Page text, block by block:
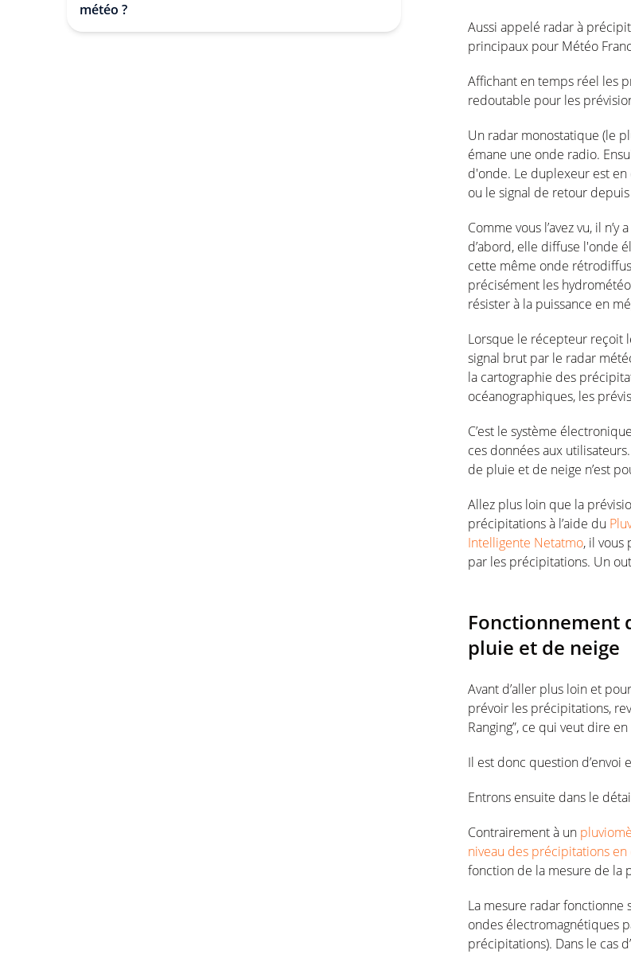
météo ?
Aussi appelé radar à
principaux pour Météo
Affichant en temps réel les
redoutable pour les
Un radar monostatique (le
émane une onde radio.
d'onde. Le duplexeur est
ou le signal de retour
Comme vous l’avez vu, il
d’abord, elle diffuse l'onde
cette même onde
précisément les
résister à la puissance en
Lorsque le récepteur reçoit
signal brut par le radar
la cartographie des
océanographiques, les
C’est le système
ces données aux
de pluie et de neige n’est
Allez plus loin que la
précipitations à l’aide du
Intelligente Netatmo, il vous
par les précipitations. Un
Fonctionnement
pluie et de neige
Avant d’aller plus loin et
prévoir les précipitations,
Ranging”, ce qui veut dire
Il est donc question d’envoi
Entrons ensuite dans le
Contrairement à un
niveau des précipitations en
fonction de la mesure de la
La mesure radar fonctionne
ondes électromagnétiques
précipitations). Dans le cas